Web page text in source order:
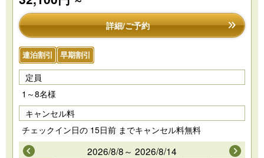
詳細/ご予約
連泊割引 早期割引
定員
1～8名様
キャンセル料
チェックイン日の 15日前 までキャンセル料無料
2026/8/8～ 2026/8/14